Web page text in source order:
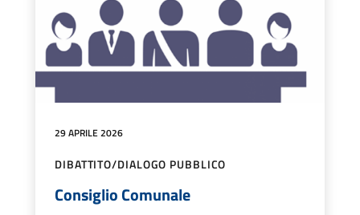
29 APRILE 2026
DIBATTITO/DIALOGO PUBBLICO
Consiglio Comunale